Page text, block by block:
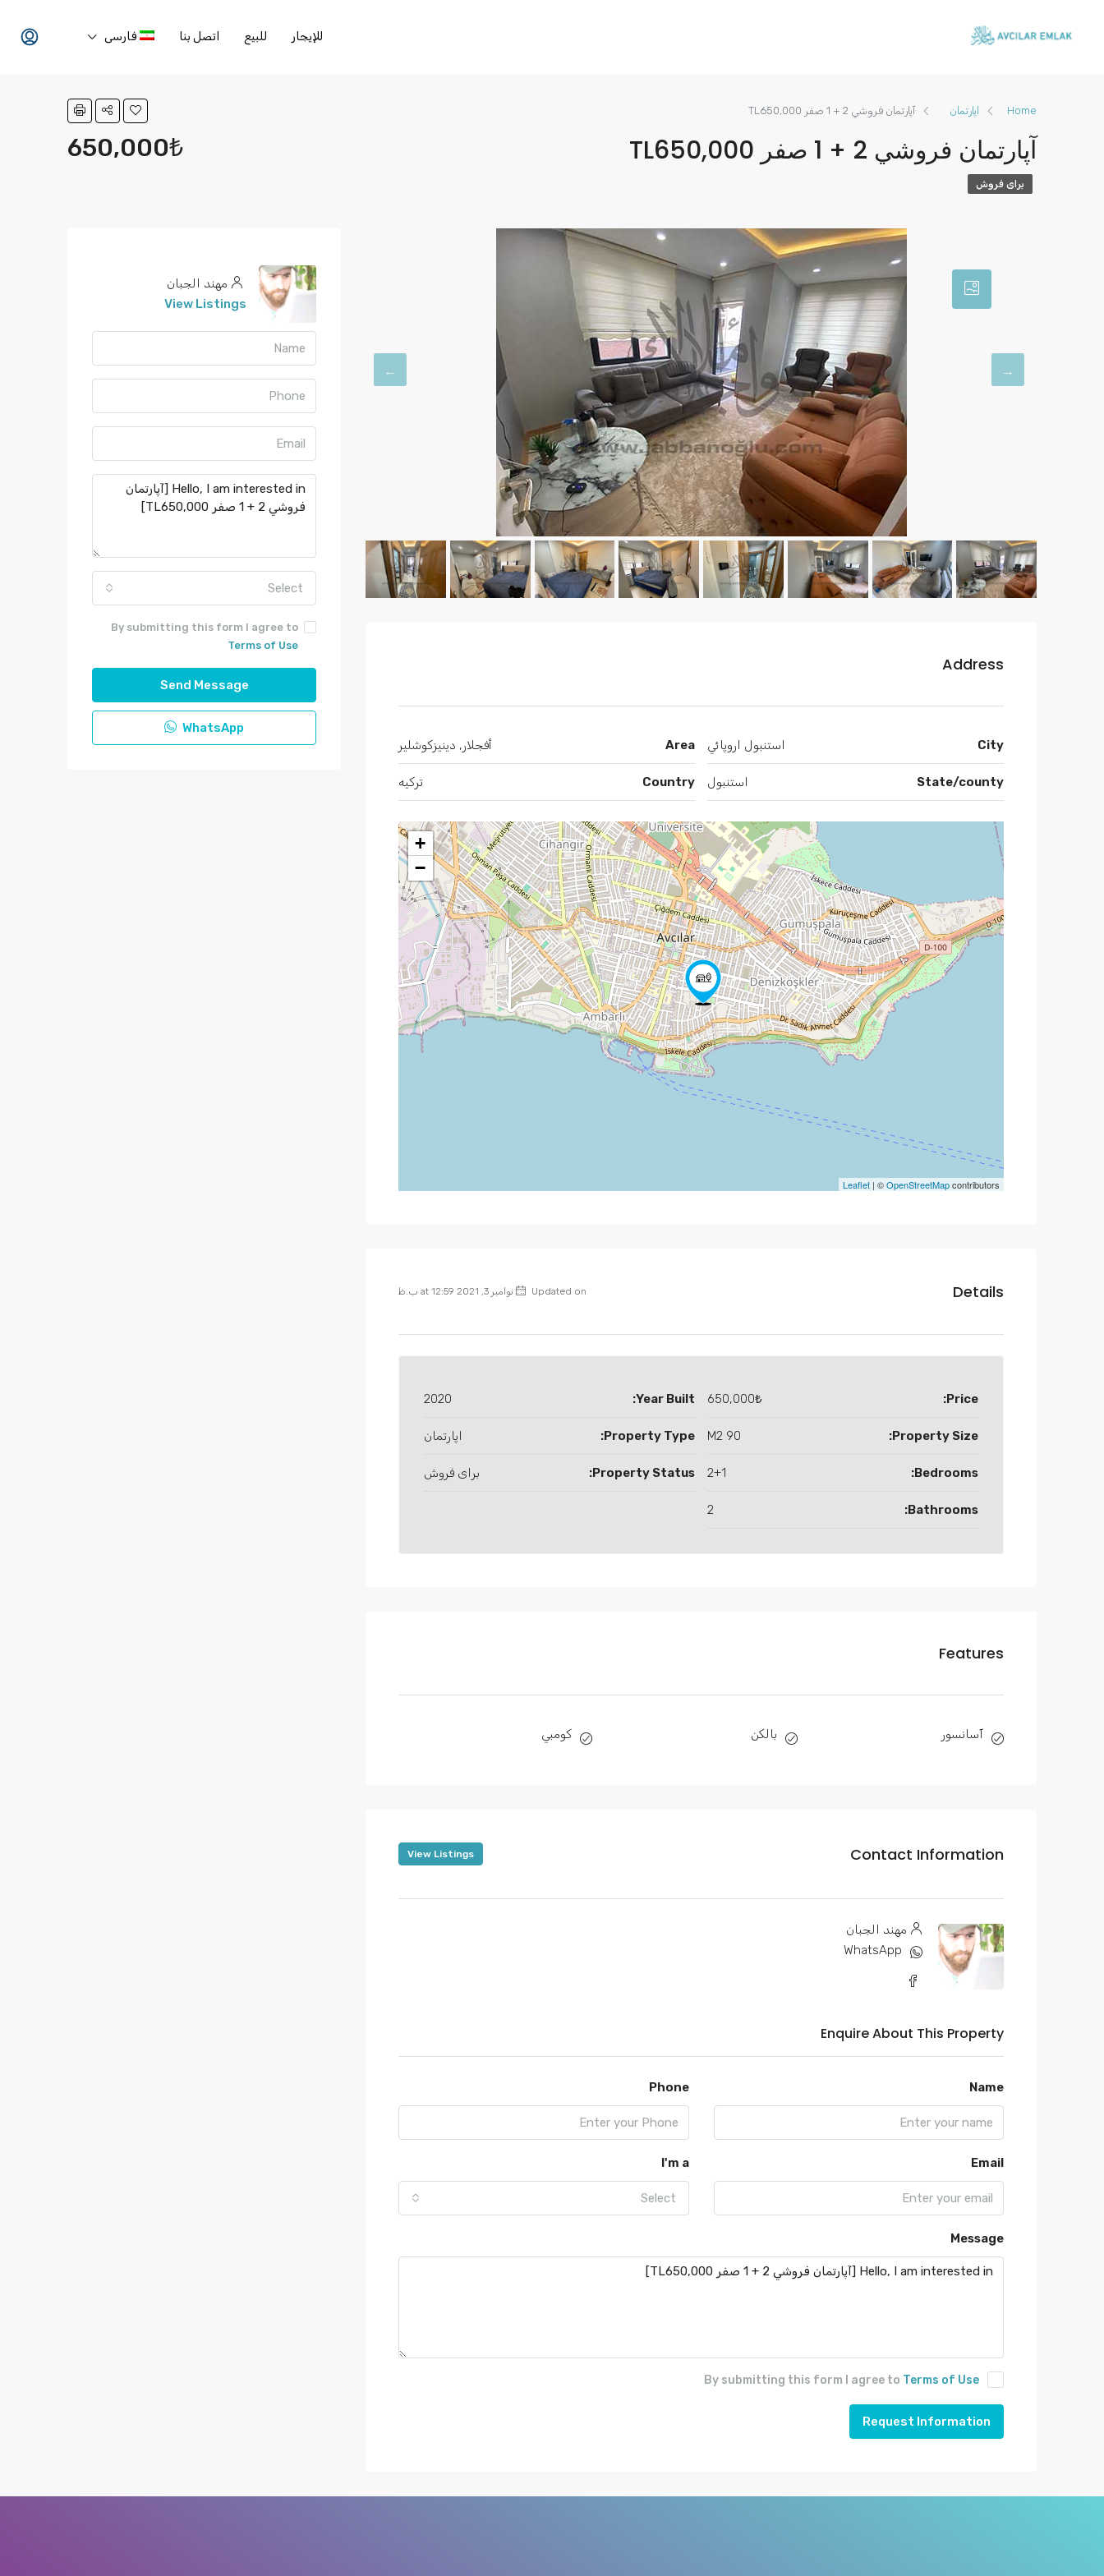
للإيجار للبيع اتصل بنا فارسی
Home اپارتمان آپارتمان فروشي 2 + 1 صفر TL650,000
آپارتمان فروشي 2 + 1 صفر TL650,000 650,000₺
برای فروش
Address
City استنبول اروپائي
State/county استنبول
Area أفجلار, دينيزكوشلير
Country تركيه
+
−
Leaflet | ©OpenStreetMapcontributors
Details Updated on نوامبر 3, 2021 at 12:59 ب.ظ
Price:
650,000₺
Property Size:
90 M2
Bedrooms:
2+1
Bathrooms:
2
Year Built:
2020
Property Type: اپارتمان
Property Status: برای فروش
Features
آسانسور بالکن كومبي
Contact Information
View Listings
مهند الجبان
WhatsApp
Enquire About This Property
Name
Phone
Email
I'm a
Select
Message
By submitting this form I agree to Terms of Use
Request Information
مهند الجبان
View Listings
Select
By submitting this form I agree to
Terms of Use
Send Message
WhatsApp